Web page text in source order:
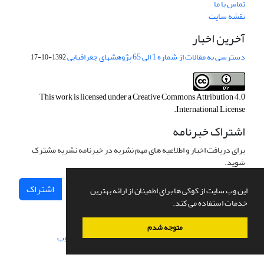
این وب سایت از کوکی ها برای اطمینان از ارائه بهترین
خدمات استفاده می کند.
متوجه شدم
تماس با ما
نقشه سایت
آخرین اخبار
دسترسی به مقالات از شماره 1 الی 65 پژوهشهای جغرافیایی 1392-10-17
This work is licensed under aCreative Commons Attribution 4.0
International License
.
اشتراک خبرنامه
برای دریافت اخبار و اطلاعیه های مهم نشریه در خبرنامه نشریه مشترک
شوید.
اشتراک
سامانه مدیریت نشریات علمی.طراحی و پیاده سازی از سیناوب